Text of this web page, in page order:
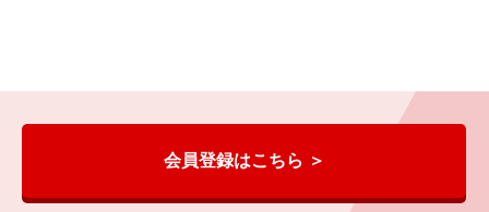
会員登録はこちら ＞